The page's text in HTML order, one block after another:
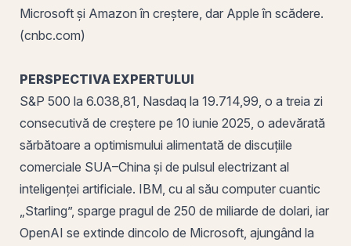
Microsoft și Amazon în creștere, dar Apple în scădere.
(cnbc.com)
PERSPECTIVA EXPERTULUI
S&P 500 la 6.038,81, Nasdaq la 19.714,99, o a treia zi
consecutivă de creștere pe 10 iunie 2025, o adevărată
sărbătoare a optimismului alimentată de discuțiile
comerciale SUA–China și de pulsul electrizant al
inteligenței artificiale. IBM, cu al său computer cuantic
„Starling”, sparge pragul de 250 de miliarde de dolari, iar
OpenAI se extinde dincolo de Microsoft, ajungând la